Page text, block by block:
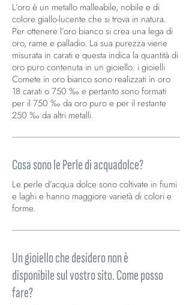
L’oro è un metallo malleabile, nobile e di
colore giallo-lucente che si trova in natura.
Per ottenere l’oro bianco si crea una lega di
oro, rame e palladio. La sua purezza viene
misurata in carati e questa indica la quantità di
oro puro contenuta in un gioiello: i gioielli
Comete in oro bianco sono realizzati in oro
18 carati o 750 ‰ e pertanto sono formati
per il 750 ‰ da oro puro e per il restante
250 ‰ da altri metalli.
Cosa sono le Perle di acquadolce?
Le perle d’acqua dolce sono coltivate in fiumi
e laghi e hanno maggiore varietà di colori e
forme.
Un gioiello che desidero non è
disponibile sul vostro sito. Come posso
fare?